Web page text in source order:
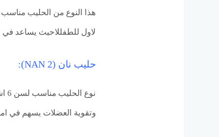
هذا النوع من الحليب مناسب
لاول للطفللاحيث يساعد في
حليب نان (NAN 2):
وتقوية العضلات يسهم في